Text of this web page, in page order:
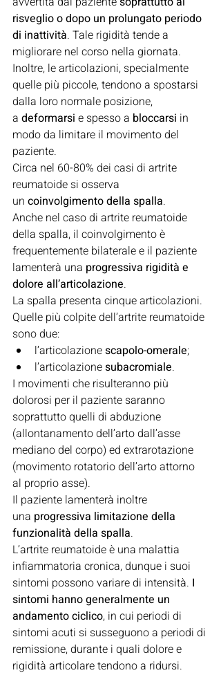
risveglio o dopo un prolungato periodo
di inattività. Tale rigidità tende a
migliorare nel corso nella giornata.
Inoltre, le articolazioni, specialmente
quelle più piccole, tendono a spostarsi
dalla loro normale posizione,
a deformarsi e spesso a bloccarsi in
modo da limitare il movimento del
paziente.
Circa nel 60-80% dei casi di artrite
reumatoide si osserva
un coinvolgimento della spalla.
Anche nel caso di artrite reumatoide
della spalla, il coinvolgimento è
frequentemente bilaterale e il paziente
lamenterà una progressiva rigidità e
dolore all’articolazione.
La spalla presenta cinque articolazioni.
Quelle più colpite dell’artrite reumatoide
sono due:
l’articolazione scapolo-omerale;
l’articolazione subacromiale.
I movimenti che risulteranno più
dolorosi per il paziente saranno
soprattutto quelli di abduzione
(allontanamento dell’arto dall’asse
mediano del corpo) ed extrarotazione
(movimento rotatorio dell’arto attorno
al proprio asse).
Il paziente lamenterà inoltre
una progressiva limitazione della
funzionalità della spalla.
L’artrite reumatoide è una malattia
infiammatoria cronica, dunque i suoi
sintomi possono variare di intensità. I
sintomi hanno generalmente un
andamento ciclico, in cui periodi di
sintomi acuti si susseguono a periodi di
remissione, durante i quali dolore e
rigidità articolare tendono a ridursi.